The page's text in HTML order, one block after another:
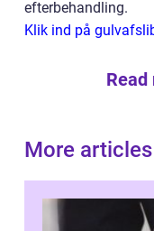
efterbehandling.
Klik ind på
More articles